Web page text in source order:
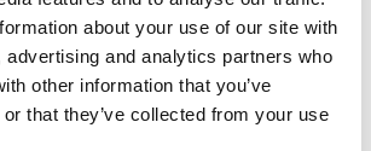
about your use of our site with
advertising and analytics partners who
other information that you’ve
that they’ve collected from your use
σε εκπαιδευτικούς της
δευτεροβάθμιας εκπαίδευσης οι
να ανακαλύψουν τον κόσμο του
ένα διαδικτυακό εργαλείο που